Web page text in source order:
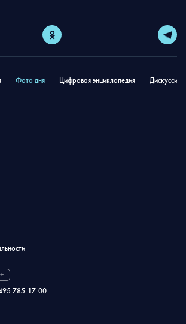
Фото дня Цифровая энциклопедия
785-17-00